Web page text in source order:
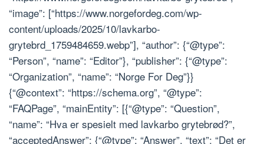
“image”: [“https://www.norgefordeg.com/wp-
content/uploads/2025/10/lavkarbo-
grytebrd_1759484659.webp”], “author”: {“@type”:
“Person”, “name”: “Editor”}, “publisher”: {“@type”:
“Organization”, “name”: “Norge For Deg”}}
{“@context”: “https://schema.org”, “@type”:
“FAQPage”, “mainEntity”: [{“@type”: “Question”,
“name”: “Hva er spesielt med lavkarbo grytebrød?”,
“acceptedAnswer”: {“@type”: “Answer”, “text”: “Det er